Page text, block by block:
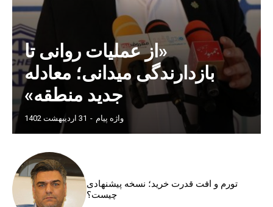
«از عملیات روانی تا
بازدارندگی میدانی؛ معادله
جدید منطقه»
واژه پیام - 31 اردیبهشت 1402
تورم و افت قدرت خرید؛ نسخه پیشنهادی
چیست؟